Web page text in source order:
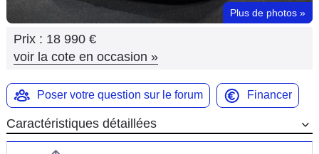
Moto
Marques
Plus de photos »
Prix : 18 990 €
voir la cote en occasion »
Poser votre question sur le forum Financer
Caractéristiques détaillées